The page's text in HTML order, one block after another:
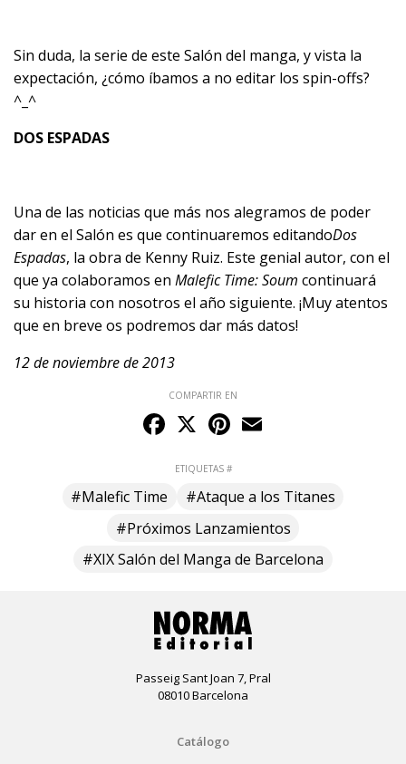
Sin duda, la serie de este Salón del manga, y vista la
expectación, ¿cómo íbamos a no editar los spin-offs?
^_^
DOS ESPADAS
Una de las noticias que más nos alegramos de poder
dar en el Salón es que continuaremos editandoDos
Espadas, la obra de Kenny Ruiz. Este genial autor, con el
que ya colaboramos en Malefic Time: Soum continuará
su historia con nosotros el año siguiente. ¡Muy atentos
que en breve os podremos dar más datos!
12 de noviembre de 2013
COMPARTIR EN
Facebook
X Pinterest
ETIQUETAS #
#Malefic Time
#Ataque a los Titanes
#Próximos Lanzamientos
#XIX Salón del Manga de Barcelona
Passeig Sant Joan 7, Pral
08010 Barcelona
Catálogo